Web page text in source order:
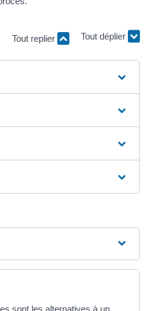
Tout replier Tout déplier
sont les alternatives à un